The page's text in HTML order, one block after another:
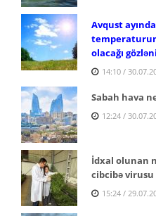
Avqust
olacağı
14:10 /
Sabah hava
12:24 /
İdxal olunan
cibcibə virusu
15:24 /